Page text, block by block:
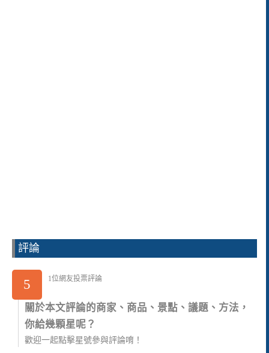
評論
5 1位網友投票評論
關於本文評論的商家、商品、景點、議題、方法，
你給幾顆星呢？
歡迎一起點擊星號參與評論唷！